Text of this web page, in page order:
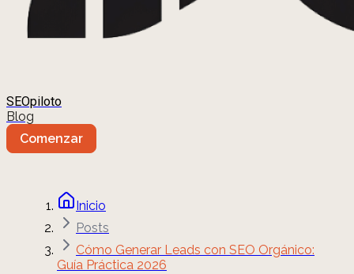
SEOpiloto
Blog
Comenzar
Inicio
Posts
Cómo Generar Leads con SEO Orgánico:
Guía Práctica 2026